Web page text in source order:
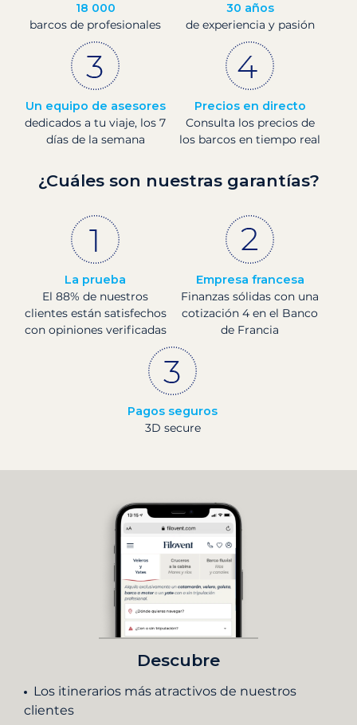
18 000
barcos de profesionales
30 años
de experiencia y pasión
Un equipo de asesores
dedicados a tu viaje, los 7
días de la semana
Precios en directo
Consulta los precios de
los barcos en tiempo real
¿Cuáles son nuestras garantías?
La prueba
El 88% de nuestros
clientes están satisfechos
con opiniones verificadas
Empresa francesa
Finanzas sólidas con una
cotización 4 en el Banco
de Francia
Pagos seguros
3D secure
Descubre
Los itinerarios más atractivos de nuestros
clientes